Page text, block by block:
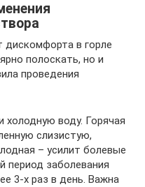
дискомфорта в горле
полоскать, но и
проведения
холодную воду. Горячая
слизистую,
– усилит болевые
период заболевания
3-х раз в день. Важна